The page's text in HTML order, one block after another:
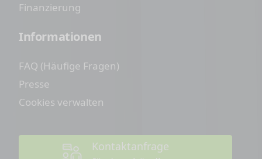
Finanzierung
Informationen
FAQ (Häufige Fragen)
Presse
Cookies verwalten
Kontaktanfrage